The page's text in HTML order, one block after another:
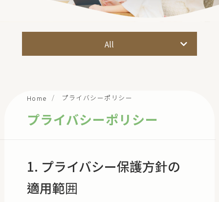
内野診療所
サービス紹介
All
プライバシーポリシー
Home プライバシーポリシー
プライバシーポリシー
1. プライバシー保護方針の
適用範囲